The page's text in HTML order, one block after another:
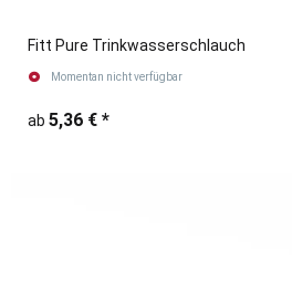
Fitt Pure Trinkwasserschlauch
Momentan nicht verfügbar
ab 5,36 € *